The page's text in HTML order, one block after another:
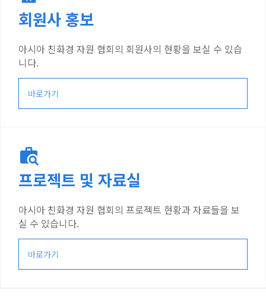
회원사 홍보
아시아 친화경 자원 협회의 회원사의 현황을 보실 수 있습
니다.
바로가기
프로젝트 및 자료실
아시아 친화경 자원 협회의 프로젝트 현황과 자료들을 보
실 수 있습니다.
바로가기